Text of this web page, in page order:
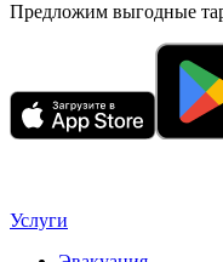
Предложим выгодные
Услуги